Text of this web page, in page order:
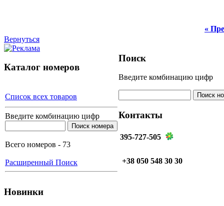
«
Вернуться
Каталог номеров
Список всех товаров
Введите комбинацию цифр
Всего номеров - 73
Расширенный Поиск
Новинки
Поиск
Введите комбинацию цифр
Контакты
395-727-505
+38 050 548 30 30